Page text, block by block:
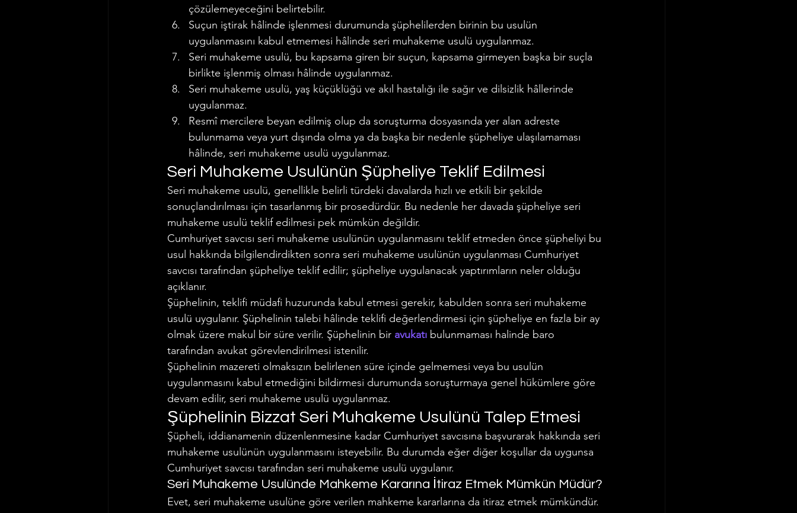
çözülemeyeceğini belirtebilir.
Suçun iştirak hâlinde işlenmesi durumunda şüphelilerden birinin bu usulün
uygulanmasını kabul etmemesi hâlinde seri muhakeme usulü uygulanmaz.
Seri muhakeme usulü, bu kapsama giren bir suçun, kapsama girmeyen başka bir suçla
birlikte işlenmiş olması hâlinde uygulanmaz.
Seri muhakeme usulü, yaş küçüklüğü ve akıl hastalığı ile sağır ve dilsizlik hâllerinde
uygulanmaz.
Resmî mercilere beyan edilmiş olup da soruşturma dosyasında yer alan adreste
bulunmama veya yurt dışında olma ya da başka bir nedenle şüpheliye ulaşılamaması
hâlinde, seri muhakeme usulü uygulanmaz.
Seri Muhakeme Usulünün Şüpheliye Teklif Edilmesi
Seri muhakeme usulü, genellikle belirli türdeki davalarda hızlı ve etkili bir şekilde
sonuçlandırılması için tasarlanmış bir prosedürdür. Bu nedenle her davada şüpheliye seri
muhakeme usulü teklif edilmesi pek mümkün değildir.
Cumhuriyet savcısı seri muhakeme usulünün uygulanmasını teklif etmeden önce şüpheliyi bu
usul hakkında bilgilendirdikten sonra seri muhakeme usulünün uygulanması Cumhuriyet
savcısı tarafından şüpheliye teklif edilir; şüpheliye uygulanacak yaptırımların neler olduğu
açıklanır.
Şüphelinin, teklifi müdafi huzurunda kabul etmesi gerekir, kabulden sonra seri muhakeme
usulü uygulanır. Şüphelinin talebi hâlinde teklifi değerlendirmesi için şüpheliye en fazla bir ay
olmak üzere makul bir süre verilir. Şüphelinin bir avukatı bulunmaması halinde baro
tarafından avukat görevlendirilmesi istenilir.
Şüphelinin mazereti olmaksızın belirlenen süre içinde gelmemesi veya bu usulün
uygulanmasını kabul etmediğini bildirmesi durumunda soruşturmaya genel hükümlere göre
devam edilir, seri muhakeme usulü uygulanmaz.
Şüphelinin Bizzat Seri Muhakeme Usulünü Talep Etmesi
Şüpheli, iddianamenin düzenlenmesine kadar Cumhuriyet savcısına başvurarak hakkında seri
muhakeme usulünün uygulanmasını isteyebilir. Bu durumda eğer diğer koşullar da uygunsa
Cumhuriyet savcısı tarafından seri muhakeme usulü uygulanır.
Seri Muhakeme Usulünde Mahkeme Kararına İtiraz Etmek Mümkün Müdür?
Evet, seri muhakeme usulüne göre verilen mahkeme kararlarına da itiraz etmek mümkündür.